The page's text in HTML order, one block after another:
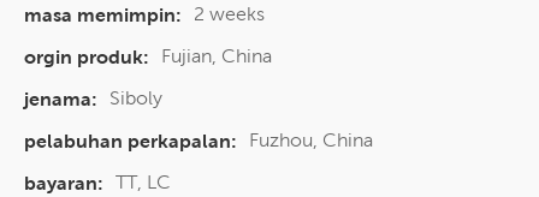
masa memimpin:
2 weeks
orgin produk:
Fujian, China
jenama:
Siboly
pelabuhan perkapalan:
Fuzhou, China
bayaran: TT, LC